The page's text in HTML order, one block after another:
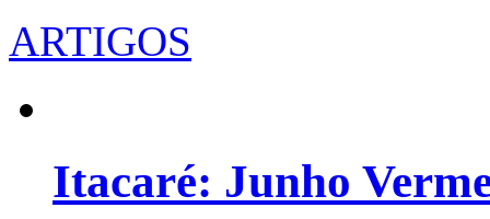
ARTIGOS
Itacaré: Junho